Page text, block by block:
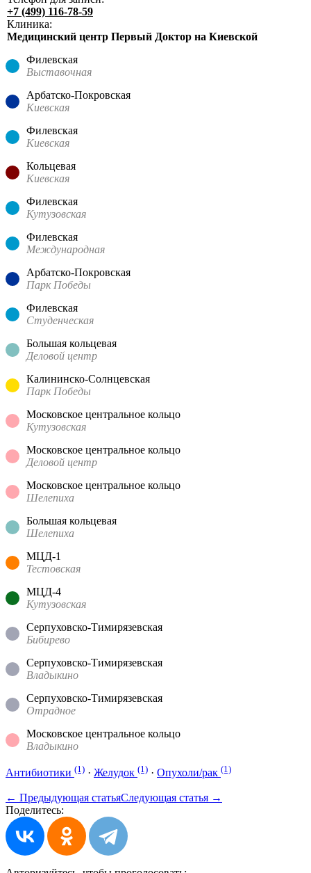
+7 (499) 116-78-59
Клиника:
Медицинский центр Первый Доктор на Киевской
Филевская
Выставочная
Арбатско-Покровская
Киевская
Филевская
Киевская
Кольцевая
Киевская
Филевская
Кутузовская
Филевская
Международная
Арбатско-Покровская
Парк Победы
Филевская
Студенческая
Большая кольцевая
Деловой центр
Калининско-Солнцевская
Парк Победы
Московское центральное кольцо
Кутузовская
Московское центральное кольцо
Деловой центр
Московское центральное кольцо
Шелепиха
Большая кольцевая
Шелепиха
МЦД-1
Тестовская
МЦД-4
Кутузовская
Серпуховско-Тимирязевская
Бибирево
Серпуховско-Тимирязевская
Владыкино
Серпуховско-Тимирязевская
Отрадное
Московское центральное кольцо
Владыкино
Антибиотики (1) · Желудок (1) · Опухоли/рак (1)
← Предыдующая статьяСледующая статья →
Поделитесь: